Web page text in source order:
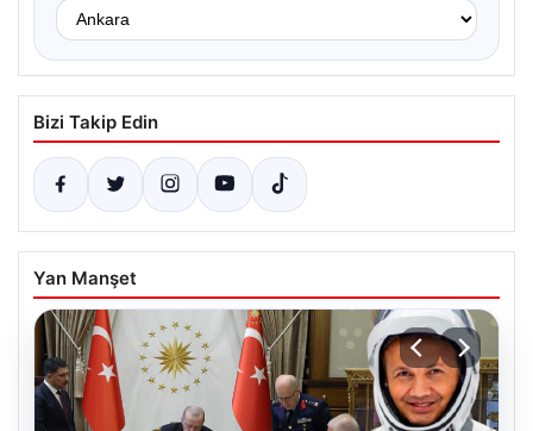
Bizi Takip Edin
Yan Manşet